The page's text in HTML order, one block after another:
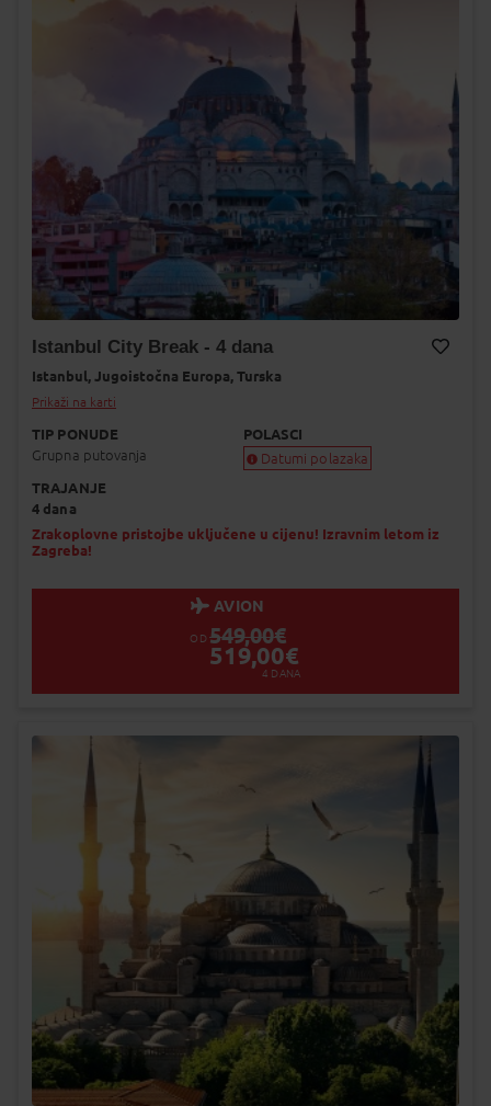
Istanbul City Break - 4 dana
Istanbul, Jugoistočna Europa, Turska
Prikaži na karti
TIP PONUDE
Grupna putovanja
POLASCI
Datumi polazaka
Popunjeno
TRAJANJE
4 dana
Zrakoplovne pristojbe uključene u cijenu! Izravnim letom iz
Zagreba!
AVION
OD 549,00€
519,00€
4 DANA